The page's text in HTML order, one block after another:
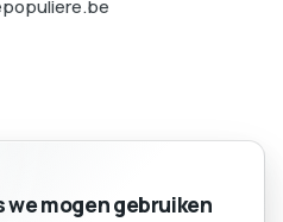
mogen gebruiken